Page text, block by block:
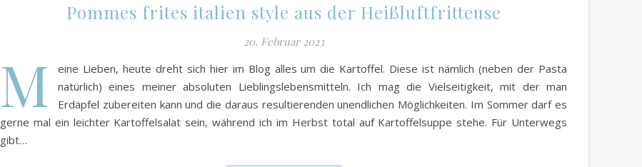
Pommes frites italien style aus der Heißluftfritteuse
20. Februar 2023
M
eine Lieben, heute dreht sich hier im Blog alles um die Kartoffel. Diese ist nämlich (neben der Pasta
natürlich) eines meiner absoluten Lieblingslebensmitteln. Ich mag die Vielseitigkeit, mit der man
Erdäpfel zubereiten kann und die daraus resultierenden unendlichen Möglichkeiten. Im Sommer darf es
gerne mal ein leichter Kartoffelsalat sein, während ich im Herbst total auf Kartoffelsuppe stehe. Für Unterwegs
gibt…